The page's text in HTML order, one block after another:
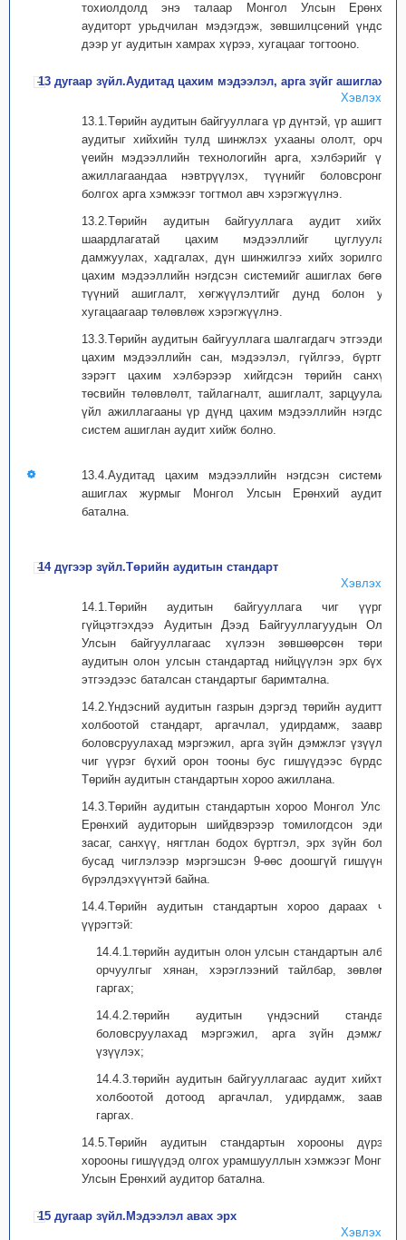
тохиолдолд энэ талаар Монгол Улсын Ерөнхий
аудиторт урьдчилан мэдэгдэж, зөвшилцсөний үндсэн
дээр уг аудитын хамрах хүрээ, хугацааг тогтооно.
13 дугаар зүйл.Аудитад цахим мэдээлэл, арга зүйг ашиглах
Хэвлэх
13.1.Төрийн аудитын байгууллага үр дүнтэй, үр ашигтай
аудитыг хийхийн тулд шинжлэх ухааны ололт, орчин
үеийн мэдээллийн технологийн арга, хэлбэрийг үйл
ажиллагаандаа нэвтрүүлэх, түүнийг боловсронгуй
болгох арга хэмжээг тогтмол авч хэрэгжүүлнэ.
13.2.Төрийн аудитын байгууллага аудит хийхэд
шаардлагатай цахим мэдээллийг цуглуулах,
дамжуулах, хадгалах, дүн шинжилгээ хийх зорилгоор
цахим мэдээллийн нэгдсэн системийг ашиглах бөгөөд
түүний ашиглалт, хөгжүүлэлтийг дунд болон урт
хугацаагаар төлөвлөж хэрэгжүүлнэ.
13.3.Төрийн аудитын байгууллага шалгагдагч этгээдийн
цахим мэдээллийн сан, мэдээлэл, гүйлгээ, бүртгэл
зэрэгт цахим хэлбэрээр хийгдсэн төрийн санхүү,
төсвийн төлөвлөлт, тайлагналт, ашиглалт, зарцуулалт,
үйл ажиллагааны үр дүнд цахим мэдээллийн нэгдсэн
систем ашиглан аудит хийж болно.
13.4.Аудитад цахим мэдээллийн нэгдсэн системийг
ашиглах журмыг Монгол Улсын Ерөнхий аудитор
батална.
14 дүгээр зүйл.Төрийн аудитын стандарт
Хэвлэх
14.1.Төрийн аудитын байгууллага чиг үүргээ
гүйцэтгэхдээ Аудитын Дээд Байгууллагуудын Олон
Улсын байгууллагаас хүлээн зөвшөөрсөн төрийн
аудитын олон улсын стандартад нийцүүлэн эрх бүхий
этгээдээс баталсан стандартыг баримтална.
14.2.Үндэсний аудитын газрын дэргэд төрийн аудиттай
холбоотой стандарт, аргачлал, удирдамж, зааврыг
боловсруулахад мэргэжил, арга зүйн дэмжлэг үзүүлэх
чиг үүрэг бүхий орон тооны бус гишүүдээс бүрдсэн
Төрийн аудитын стандартын хороо ажиллана.
14.3.Төрийн аудитын стандартын хороо Монгол Улсын
Ерөнхий аудиторын шийдвэрээр томилогдсон эдийн
засаг, санхүү, нягтлан бодох бүртгэл, эрх зүйн болон
бусад чиглэлээр мэргэшсэн 9-өөс доошгүй гишүүний
бүрэлдэхүүнтэй байна.
14.4.Төрийн аудитын стандартын хороо дараах чиг
үүрэгтэй:
14.4.1.төрийн аудитын олон улсын стандартын албан
орчуулгыг хянан, хэрэглээний тайлбар, зөвлөмж
гаргах;
14.4.2.төрийн аудитын үндэсний стандарт
боловсруулахад мэргэжил, арга зүйн дэмжлэг
үзүүлэх;
14.4.3.төрийн аудитын байгууллагаас аудит хийхтэй
холбоотой дотоод аргачлал, удирдамж, заавар
гаргах.
14.5.Төрийн аудитын стандартын хорооны дүрэм,
хорооны гишүүдэд олгох урамшууллын хэмжээг Монгол
Улсын Ерөнхий аудитор батална.
15 дугаар зүйл.Мэдээлэл авах эрх
Хэвлэх